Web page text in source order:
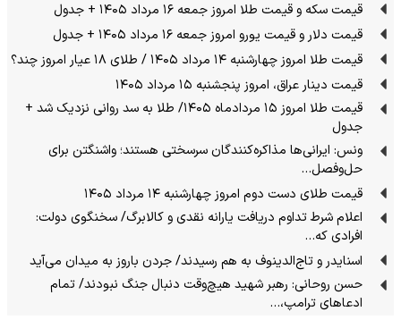
قیمت سکه و قیمت طلا امروز جمعه ۱۶ مرداد ۱۴۰۵ + جدول
قیمت دلار و قیمت یورو امروز جمعه ۱۶ مرداد ۱۴۰۵ + جدول
قیمت طلا امروز چهارشنبه ۱۴ مرداد ۱۴۰۵ / طلای ۱۸ عیار امروز چند؟
قیمت دینار عراق، امروز پنجشنبه ۱۵ مرداد ۱۴۰۵
قیمت طلا امروز ۱۵ مردادماه ۱۴۰۵/ طلا به سد روانی نزدیک شد +
جدول
ونس: ایرانی‌ها مذاکره‌کنندگان سرسختی هستند؛ واشنگتن برای
حل‌وفصل…
قیمت طلای دست دوم امروز چهارشنبه ۱۴ مرداد ۱۴۰۵
اعلام شرط تداوم دریافت یارانه نقدی و کالابرگ/ سخنگوی دولت:
افرادی که…
اسنایدر و تاج‌الدینوف به هم رسیدند/ جردن باروز به میدان می‌آید
حسن روحانی: رهبر شهید هیچ‌وقت دنبال جنگ نبودند/ تمام
ادعاهای ترامپ،…